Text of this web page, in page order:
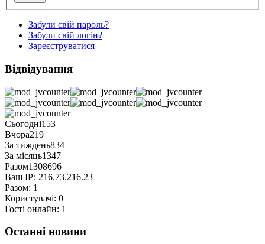
Забули свій пароль?
Забули свій логін?
Зареєструватися
Відвідування
Сьогодні153
Вчора219
За тиждень834
За місяць1347
Разом1308696
Ваш ІР: 216.73.216.23
Разом: 1
Користувачі: 0
Гості онлайн: 1
Останні новини